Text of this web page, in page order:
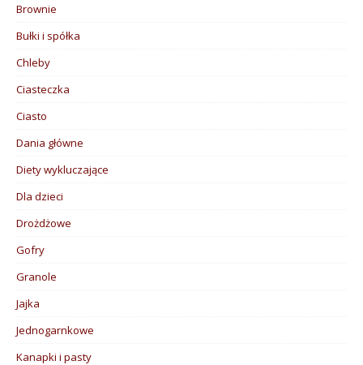
Brownie
Bułki i spółka
Chleby
Ciasteczka
Ciasto
Dania główne
Diety wykluczające
Dla dzieci
Drożdżowe
Gofry
Granole
Jajka
Jednogarnkowe
Kanapki i pasty